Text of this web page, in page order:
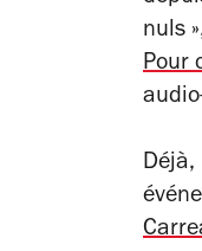
nuls
Pour
Déjà,